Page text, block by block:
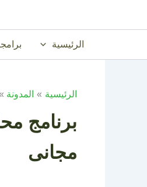
الرئيسية
الرئيسية المدونة
برنامج
مجانى